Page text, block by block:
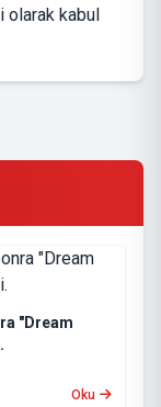
olarak kabul
"Dream
Oku